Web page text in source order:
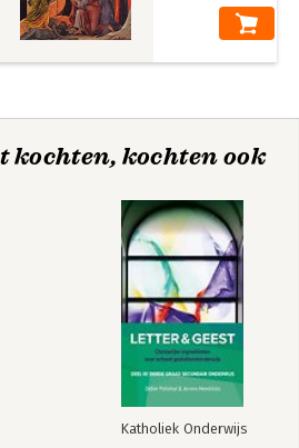
kochten, kochten ook
Katholiek Onderwijs